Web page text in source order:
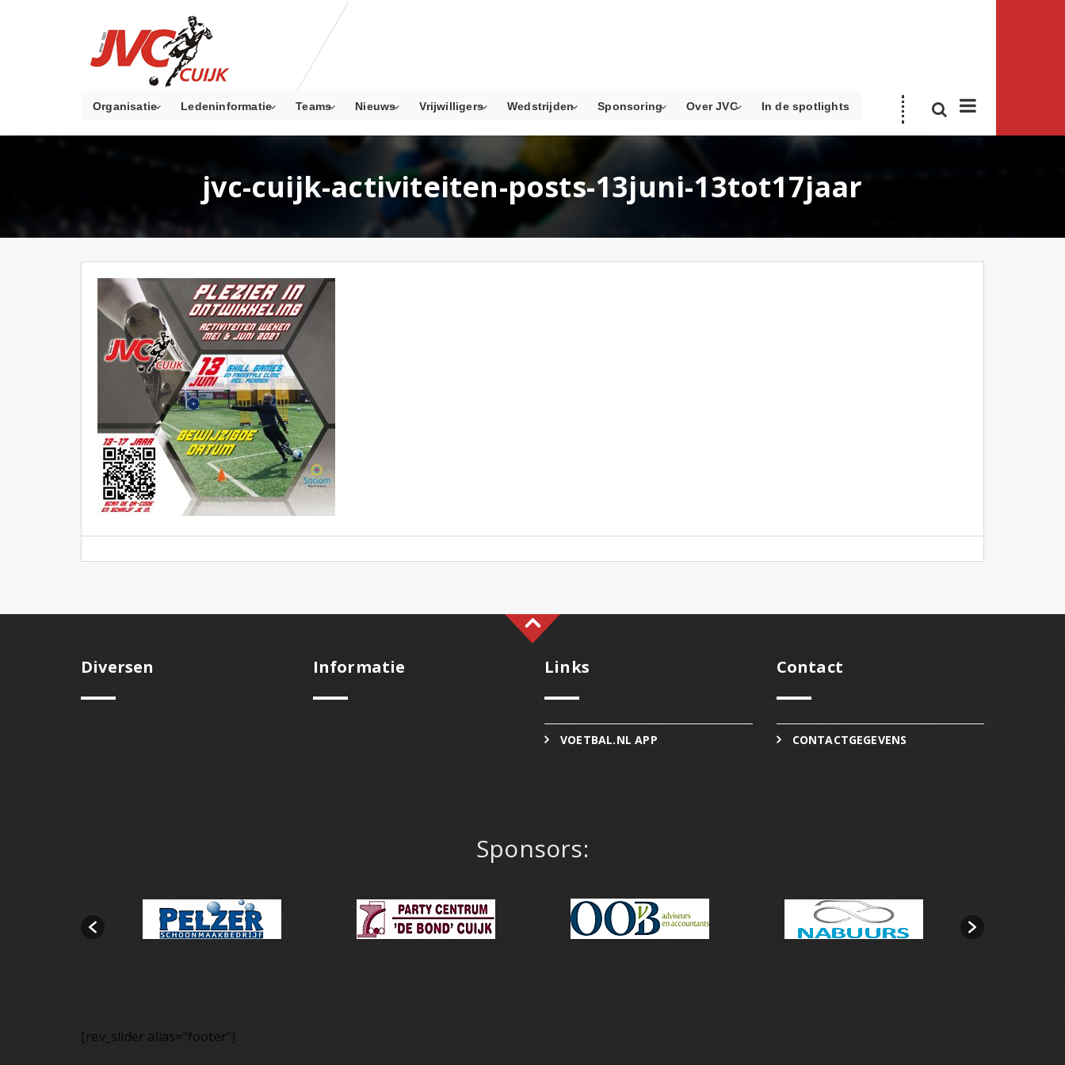
Organisatie Ledeninformatie Teams Nieuws Vrijwilligers Wedstrijden Sponsoring Over JVC In de spotlights
jvc-cuijk-activiteiten-posts-13juni-13tot17jaar
Diversen Informatie Links
VOETBAL.NL APP
Contact
CONTACTGEGEVENS
Sponsors:
[rev_slider alias="footer"]